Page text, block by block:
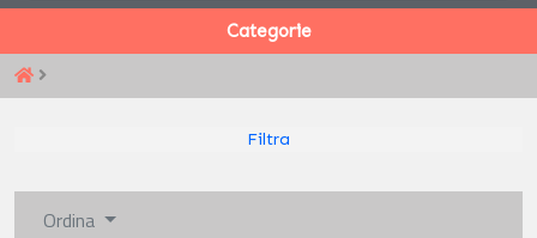
Categorie
Filtra
Ordina